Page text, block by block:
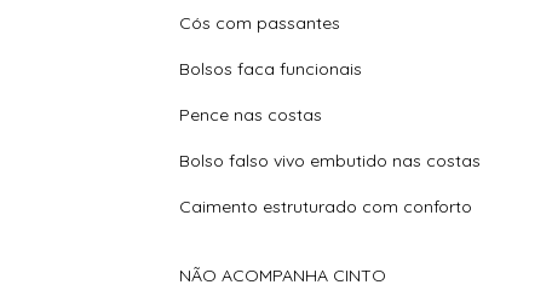
Cós com passantes
Bolsos faca funcionais
Pence nas costas
Bolso falso vivo embutido nas costas
Caimento estruturado com conforto
NÃO ACOMPANHA CINTO